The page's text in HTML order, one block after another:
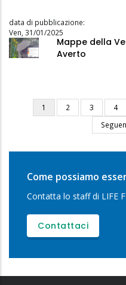
data di pubblicazione:
Ven, 31/01/2025
Mappe della
Averto
Paginazione
Pagina
attuale
1 Pagina
2 Pagina
3 4
Pagina
Come possiamo
Contatta lo staff di LIFE
Contattaci